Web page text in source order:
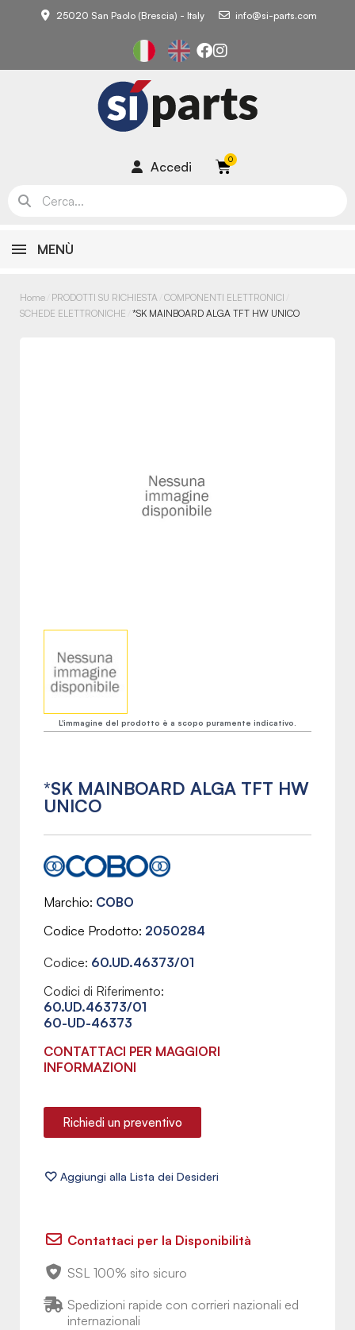
25020 San Paolo (Brescia) - Italy info@si-parts.com
Accedi
MENÙ
Home PRODOTTI SU RICHIESTA COMPONENTI ELETTRONICI
SCHEDE ELETTRONICHE *SK MAINBOARD ALGA TFT HW UNICO
L'immagine del prodotto è a scopo puramente indicativo.
*SK MAINBOARD ALGA TFT HW
UNICO
Marchio COBO
Codice Prodotto 2050284
Codice: 60.UD.46373/01
Codici di Riferimento:
60.UD.46373/01
60-UD-46373
CONTATTACI PER MAGGIORI
INFORMAZIONI
Richiedi un preventivo
Contattaci per la Disponibilità
SSL 100% sito sicuro
Spedizioni rapide con corrieri nazionali ed
internazionali